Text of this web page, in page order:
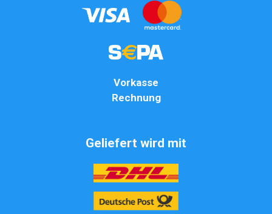
Vorkasse
Rechnung
Geliefert wird mit